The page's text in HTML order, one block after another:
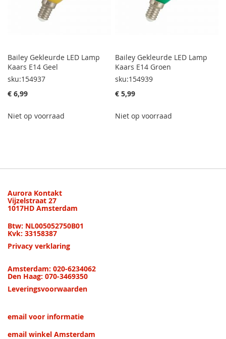
Bailey Gekleurde LED Lamp
Kaars E14 Geel
sku:154937
€ 6,99
Niet op voorraad
Bailey Gekleurde LED Lamp
Kaars E14 Groen
sku:154939
€ 5,99
Niet op voorraad
Aurora Kontakt
Vijzelstraat 27
1017HD Amsterdam
Btw: NL005052750B01
Kvk: 33158387
Privacy verklaring
Amsterdam: 020-6234062
Den Haag: 070-3469350
Leveringsvoorwaarden
email voor informatie
email winkel Amsterdam